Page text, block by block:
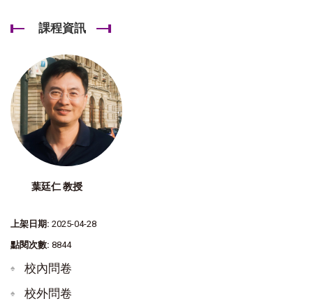
課程資訊
葉廷仁 教授
上架日期: 2025-04-28
點閱次數: 8844
校內問卷
校外問卷